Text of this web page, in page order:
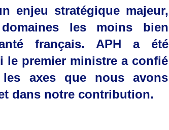
enjeu stratégique majeur,
les moins bien
français. APH a été
le premier ministre a confié
axes que nous avons
dans notre contribution.